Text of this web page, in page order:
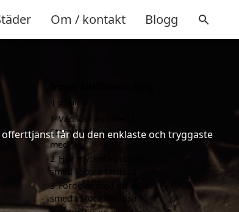
Om / kontakt Blogg
får du den enklaste och tryggaste
gömma
1 Vad kan en smed i
Stora Mellösa hjälpa till
med?
2 Hur mycket kostar en
smed i Stora Mellösa?
3 Fördelar med att välja
smed i Stora Mellösa